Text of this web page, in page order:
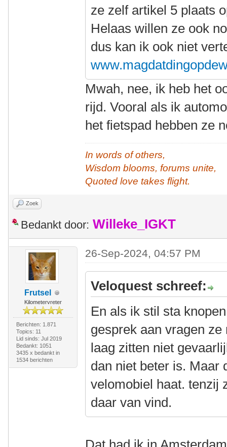
ze zelf artikel 5 plaats
Helaas willen ze ook
dus kan ik ook niet
Mwah, nee, ik heb het
rijd. Vooral als ik
het fietspad hebben ze
In words of others,
Wisdom blooms, forums unite,
Quoted love takes flight.
Zoek
Bedankt door: Willeke_IGKT
Frutsel
Kilometervreter
Berichten: 1.871
Topics: 11
Lid sinds: Jul 2019
Bedankt: 1051
3435 x bedankt in
1534 berichten
26-Sep-2024, 04:57 PM
Veloquest schreef:
En als ik stil sta
gesprek aan vragen
laag zitten niet
dan niet beter is. Maar
velomobiel haat. tenzij
daar van vind.